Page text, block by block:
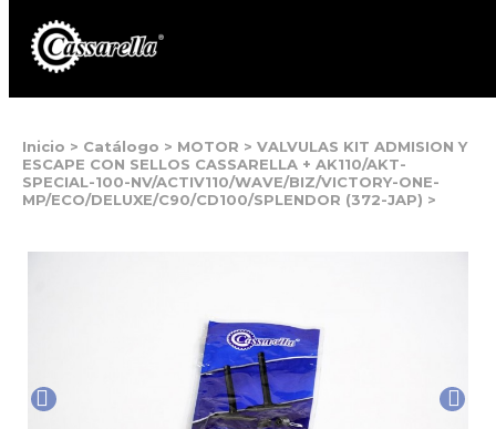
Inicio > Catálogo > MOTOR > VALVULAS KIT ADMISION Y
ESCAPE CON SELLOS CASSARELLA + AK110/AKT-
SPECIAL-100-NV/ACTIV110/WAVE/BIZ/VICTORY-ONE-
MP/ECO/DELUXE/C90/CD100/SPLENDOR (372-JAP) >